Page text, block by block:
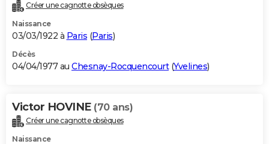
Créer une cagnotte obsèques
Naissance
03/03/1922 à Paris (Paris)
Décès
04/04/1977 au Chesnay-Rocquencourt(Yvelines)
Victor HOVINE (70 ans)
Créer une cagnotte obsèques
Naissance